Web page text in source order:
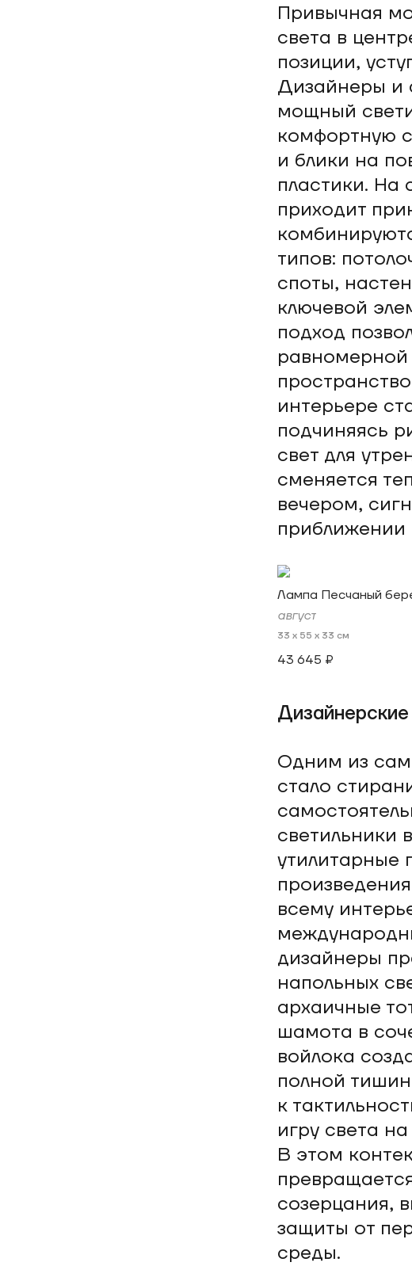
Привычная
света в
позиции,
Дизайнеры и
мощный
комфортную
и блики на
пластики. На
приходит
типов:
споты,
ключевой
подход
равномерной
интерьере
подчиняясь
свет для
сменяется
вечером,
приближении
Лампа Песчаный
август
33 x 55 x 33 см
43 645 ₽
Дизайнерские
Одним из
стало
светильники
утилитарные
всему
дизайнеры
напольных
архаичные
шамота в
войлока
полной
к
игру света
В этом
созерцания,
защиты от
среды.